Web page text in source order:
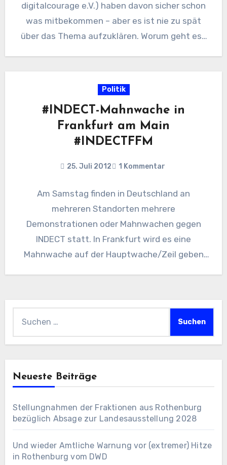
digitalcourage e.V.) haben davon sicher schon
was mitbekommen – aber es ist nie zu spät
über das Thema aufzuklären. Worum geht es?
Politik
#INDECT-Mahnwache in
Frankfurt am Main
#INDECTFFM
25. Juli 2012 1 Kommentar
Am Samstag finden in Deutschland an
mehreren Standorten mehrere
Demonstrationen oder Mahnwachen gegen
INDECT statt. In Frankfurt wird es eine
Mahnwache auf der Hauptwache/Zeil geben
Neueste Beiträge
Stellungnahmen der Fraktionen aus Rothenburg
bezüglich Absage zur Landesausstellung 2028
Und wieder Amtliche Warnung vor (extremer) Hitze
in Rothenburg vom DWD